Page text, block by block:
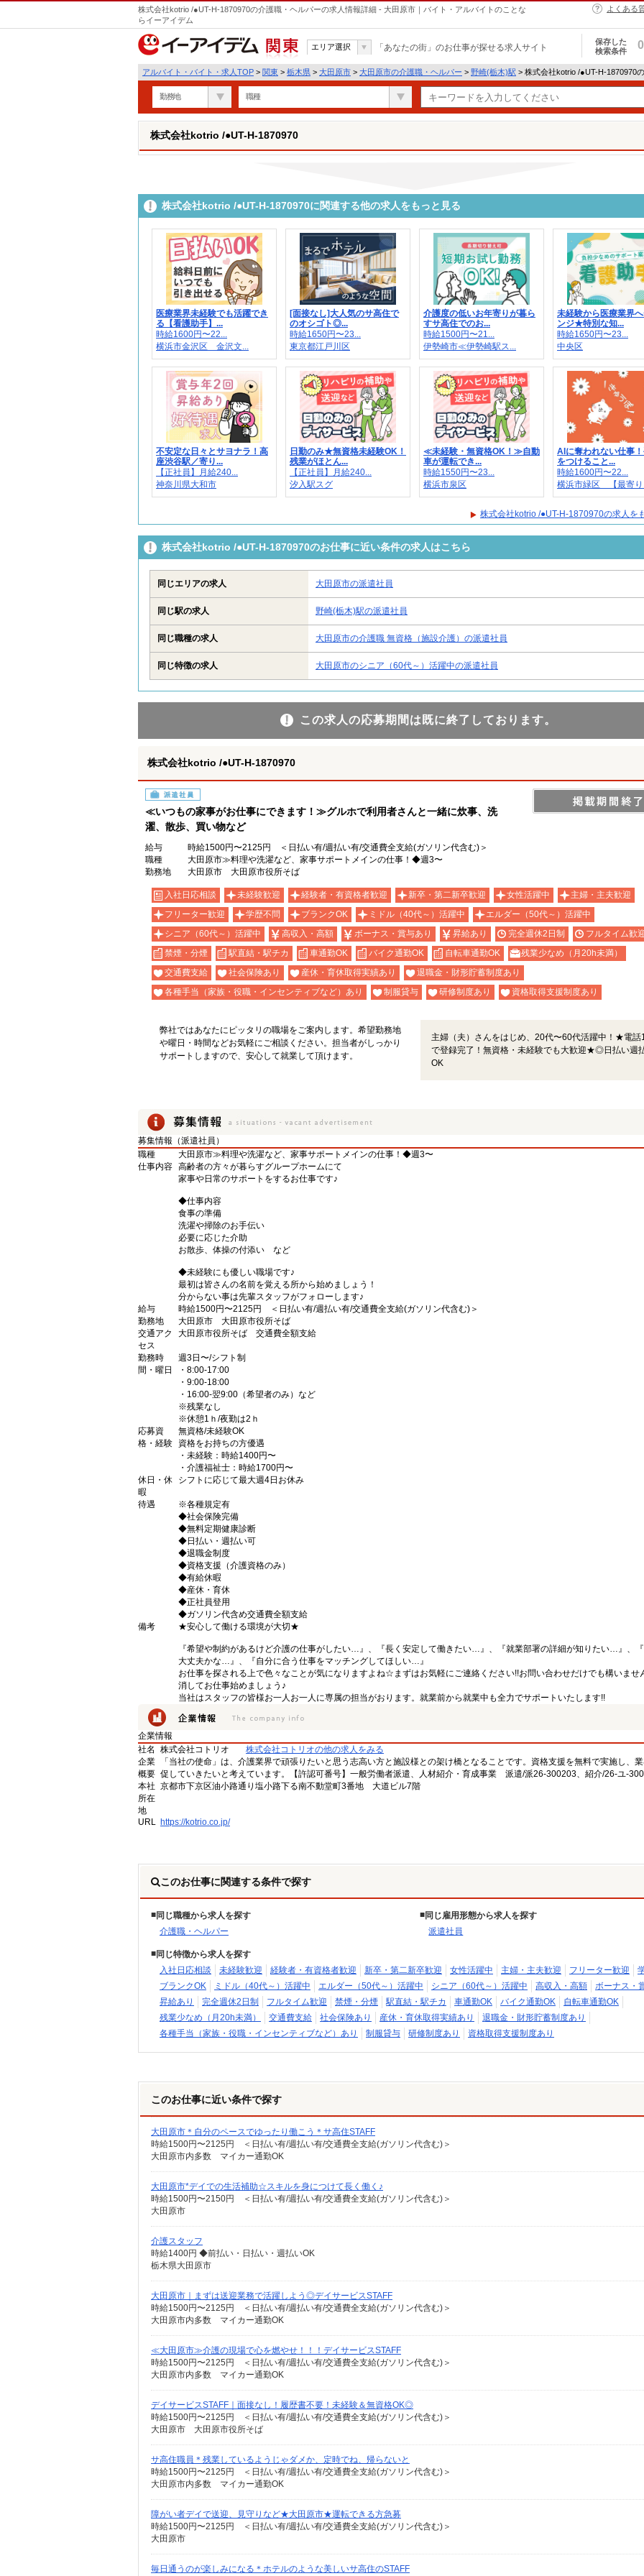
株式会社kotrio /●UT-H-1870970の介護職・ヘルパーの求人情報詳細 - 大田原市｜バイト・アルバイトのことな
らイーアイデム
よくある
関東
エリア選択 「あなたの街」のお仕事が探せる求人サイト
保存した
検索条件
0
アルバイト・バイト・求人TOP > 関東 > 栃木県 > 大田原市 > 大田原市の介護職・ヘルパー > 野崎(栃木)駅 > 株式会社kotrio /●UT-H-1870970
勤務地 職種
株式会社kotrio /●UT-H-1870970
株式会社kotrio /●UT-H-1870970に関連する他の求人をもっと見る
医療業界未経験でも活躍でき
る【看護助手】...
時給1600円〜22...
横浜市金沢区 金沢文...
[面接なし]大人気のサ高住で
のオシゴト◎...
時給1650円〜23...
東京都江戸川区
介護度の低いお年寄りが暮ら
すサ高住でのお...
時給1500円〜21...
伊勢崎市≪伊勢崎駅ス...
未経験から医療業界
ンジ★特別な知...
時給1650円〜23...
中央区
不安定な日々とサヨナラ！高
座渋谷駅／寄り...
【正社員】月給240...
神奈川県大和市
日勤のみ★無資格未経験OK！
残業がほとん...
【正社員】月給240...
汐入駅スグ
≪未経験・無資格OK！≫自動
車が運転でき...
時給1550円〜23...
横浜市泉区
AIに奪われない仕事
をつけること...
時給1600円〜22...
横浜市緑区 【最寄り
株式会社kotrio /●UT-H-1870970の求人を
株式会社kotrio /●UT-H-1870970のお仕事に近い条件の求人はこちら
同じエリアの求人 大田原市の派遣社員
同じ駅の求人 野崎(栃木)駅の派遣社員
同じ職種の求人 大田原市の介護職 無資格（施設介護）の派遣社員
同じ特徴の求人 大田原市のシニア（60代～）活躍中の派遣社員
この求人の応募期間は既に終了しております。
株式会社kotrio /●UT-H-1870970
派遣社員
≪いつもの家事がお仕事にできます！≫グルホで利用者さんと一緒に炊事、洗
濯、散歩、買い物など
給与
時給1500円〜2125円 ＜日払い有/週払い有/交通費全支給(ガソリン代含む)＞
職種
大田原市≫料理や洗濯など、家事サポートメインの仕事！◆週3〜
勤務地
大田原市 大田原市役所そば
入社日応相談 未経験歓迎 経験者・有資格者歓迎 新卒・第二新卒歓迎 女性活躍中
主婦・主夫歓迎
フリーター歓迎
学歴不問 ブランクOK ミドル（40代～）活躍中
エルダー（50代～）活躍中
シニア（60代～）活躍中
高収入・高額 ボーナス・賞与あり 昇給あり 完全週休2日制
フルタイム歓
禁煙・分煙
駅直結・駅チカ 車通勤OK バイク通勤OK 自転車通勤OK
残業少なめ（月20h未満）
交通費支給
社会保険あり 産休・育休取得実績あり
退職金・財形貯蓄制度あり
各種手当（家族・役職・インセンティブなど）あり
制服貸与 研修制度あり 資格取得支援制度あり
弊社ではあなたにピッタリの職場をご案内します。希望勤務地
や曜日・時間などお気軽にご相談ください。担当者がしっかり
サポートしますので、安心して就業して頂けます。
主婦（夫）さんをはじめ、20代〜60代活躍中！★電話
で登録完了！無資格・未経験でも大歓迎★◎日払い週
OK
募集情報（派遣社員）
職種
大田原市≫料理や洗濯など、家事サポートメインの仕事！◆週3〜
仕事内容 高齢者の方々が暮らすグループホームにて
家事や日常のサポートをするお仕事です♪
◆仕事内容
食事の準備
洗濯や掃除のお手伝い
必要に応じた介助
お散歩、体操の付添い など
◆未経験にも優しい職場です♪
最初は皆さんの名前を覚える所から始めましょう！
分からない事は先輩スタッフがフォローします♪
給与
時給1500円〜2125円 ＜日払い有/週払い有/交通費全支給(ガソリン代含む)＞
勤務地
大田原市 大田原市役所そば
交通アク
セス
大田原市役所そば 交通費全額支給
勤務時
間・曜日
週3日〜/シフト制
・8:00-17:00
・9:00-18:00
・16:00-翌9:00（希望者のみ）など
※残業なし
※休憩1ｈ/夜勤は2ｈ
応募資
格・経験
無資格/未経験OK
資格をお持ちの方優遇
・未経験：時給1400円〜
・介護福祉士：時給1700円〜
休日・休
暇
シフトに応じて最大週4日お休み
待遇
※各種規定有
◆社会保険完備
◆無料定期健康診断
◆日払い・週払い可
◆退職金制度
◆資格支援（介護資格のみ）
◆有給休暇
◆産休・育休
◆正社員登用
◆ガソリン代含め交通費全額支給
備考
★安心して働ける環境が大切★
『希望や制約があるけど介護の仕事がしたい…』、『長く安定して働きたい…』、『就業部署の詳細が知りたい…』、
大丈夫かな…』、『自分に合う仕事をマッチングしてほしい…』
お仕事を探される上で色々なことが気になりますよね☆まずはお気軽にご連絡ください!!お問い合わせだけでも構いませ
消してお仕事始めましょう♪
当社はスタッフの皆様お一人お一人に専属の担当がおります。就業前から就業中も全力でサポートいたします!!
企業情報
社名
株式会社コトリオ
株式会社コトリオの他の求人をみる
企業
概要
「当社の使命」は、介護業界で頑張りたいと思う志高い方と施設様との架け橋となることです。資格支援を無料で実施し、
促していきたいと考えています。【許認可番号】一般労働者派遣、人材紹介・育成事業 派遣/派26-300203、紹介/26-ユ-
本社
所在
地
京都市下京区油小路通り塩小路下る南不動堂町3番地 大道ビル7階
URL https://kotrio.co.jp/
このお仕事に関連する条件で探す
同じ職種から求人を探す
介護職・ヘルパー
同じ雇用形態から求人を探す
派遣社員
同じ特徴から求人を探す
入社日応相談
未経験歓迎 経験者・有資格者歓迎 新卒・第二新卒歓迎 女性活躍中 主婦・主夫歓迎 フリーター歓迎
ブランクOK
ミドル（40代～）活躍中 エルダー（50代～）活躍中 シニア（60代～）活躍中 高収入・高額
ボーナス・
昇給あり
完全週休2日制 フルタイム歓迎 禁煙・分煙 駅直結・駅チカ 車通勤OK バイク通勤OK
自転車通勤OK
残業少なめ（月20h未満）
交通費支給 社会保険あり 産休・育休取得実績あり
退職金・財形貯蓄制度あり
各種手当（家族・役職・インセンティブなど）あり
制服貸与 研修制度あり 資格取得支援制度あり
このお仕事に近い条件で探す
大田原市＊自分のペースでゆったり働こう＊サ高住STAFF
時給1500円〜2125円 ＜日払い有/週払い有/交通費全支給(ガソリン代含む)＞
大田原市内多数 マイカー通勤OK
大田原市*デイでの生活補助☆スキルを身につけて長く働く♪
時給1500円〜2150円 ＜日払い有/週払い有/交通費全支給(ガソリン代含む)＞
大田原市
介護スタッフ
時給1400円 ◆前払い・日払い・週払いOK
栃木県大田原市
大田原市｜まずは送迎業務で活躍しよう◎デイサービスSTAFF
時給1500円〜2125円 ＜日払い有/週払い有/交通費全支給(ガソリン代含む)＞
大田原市内多数 マイカー通勤OK
≪大田原市≫介護の現場で心を燃やせ！！！デイサービスSTAFF
時給1500円〜2125円 ＜日払い有/週払い有/交通費全支給(ガソリン代含む)＞
大田原市内多数 マイカー通勤OK
デイサービスSTAFF｜面接なし！履歴書不要！未経験＆無資格OK◎
時給1500円〜2125円 ＜日払い有/週払い有/交通費全支給(ガソリン代含む)＞
大田原市 大田原市役所そば
サ高住職員＊残業しているようじゃダメか、定時でね、帰らないと
時給1500円〜2125円 ＜日払い有/週払い有/交通費全支給(ガソリン代含む)＞
大田原市内多数 マイカー通勤OK
障がい者デイで送迎、見守りなど★大田原市★運転できる方急募
時給1500円〜2125円 ＜日払い有/週払い有/交通費全支給(ガソリン代含む)＞
大田原市
毎日通うのが楽しみになる＊ホテルのような美しいサ高住のSTAFF